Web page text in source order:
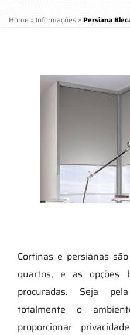
Home » Informações » Persiana
Cortinas e persianas
quartos, e as opções
procuradas. Seja
totalmente o
proporcionar